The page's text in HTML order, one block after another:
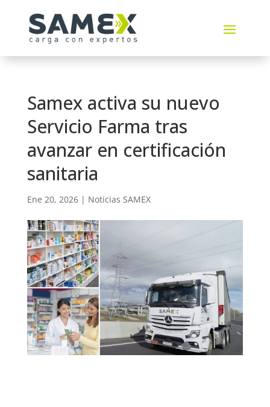
Samex activa su nuevo
Servicio Farma tras
avanzar en certificación
sanitaria
Ene 20, 2026| Noticias SAMEX